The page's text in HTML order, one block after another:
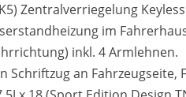
Zentralverriegelung
im
inkl. 4 Armlehnen.
an